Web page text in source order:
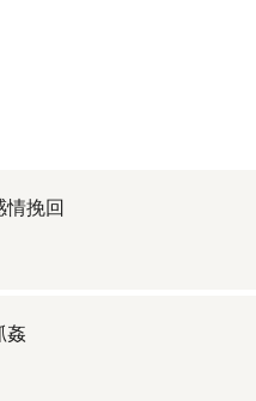
情挽回
姦